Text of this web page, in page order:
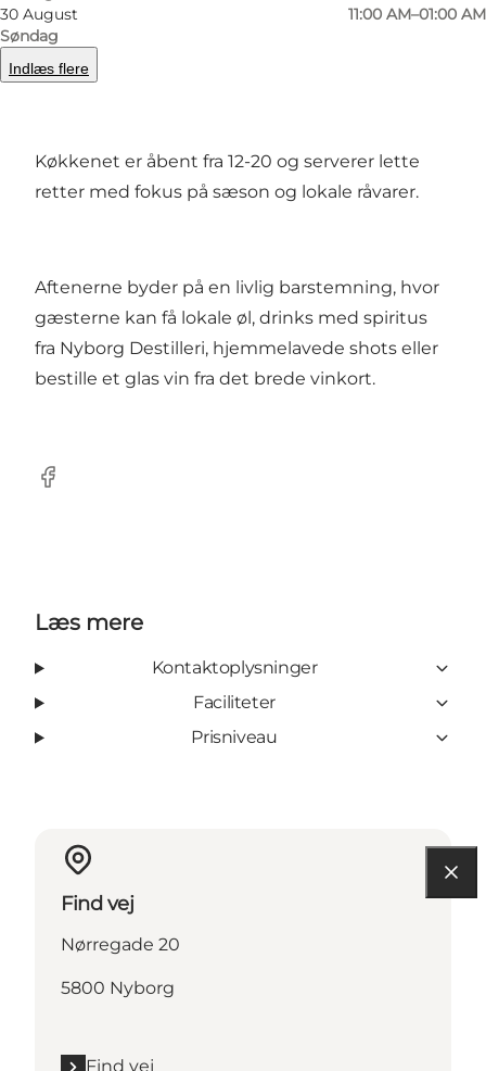
30 August
Søndag
11:00 AM–01:00 AM
Indlæs flere
Ophav er en beværtning i krydsfeltet mellem
bar, restaurant og café.
Køkkenet er åbent fra 12-20 og serverer lette
retter med fokus på sæson og lokale råvarer.
Aftenerne byder på en livlig barstemning, hvor
gæsterne kan få lokale øl, drinks med spiritus
fra Nyborg Destilleri, hjemmelavede shots eller
bestille et glas vin fra det brede vinkort.
Facebook
Læs mere
Kontaktoplysninger
Faciliteter
Prisniveau
Find vej
Nørregade 20
5800 Nyborg
Find vej